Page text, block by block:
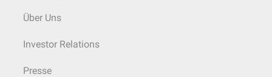
Über Uns
Investor Relations
Presse